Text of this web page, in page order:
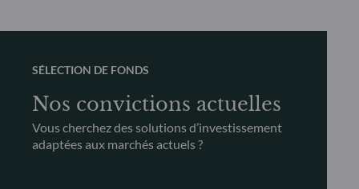
SÉLECTION DE FONDS
Nos convictions actuelles
Vous cherchez des solutions d’investissement
adaptées aux marchés actuels ?